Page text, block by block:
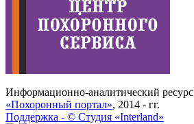
Информационно-аналитический ресурс
«Похоронный портал», 2014 - гг.
Поддержка - © Cтудия «Interland»